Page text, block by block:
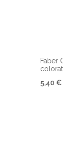
Faber
5,40 €